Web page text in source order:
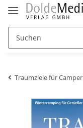
Traumziele für Camper